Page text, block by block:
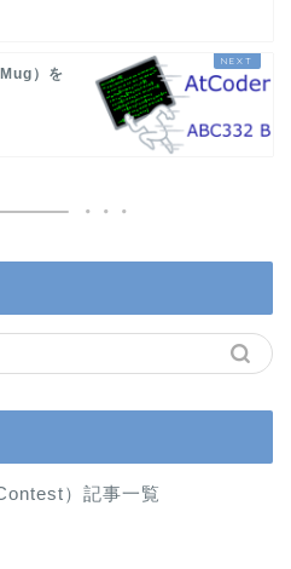
）を
）記事一覧